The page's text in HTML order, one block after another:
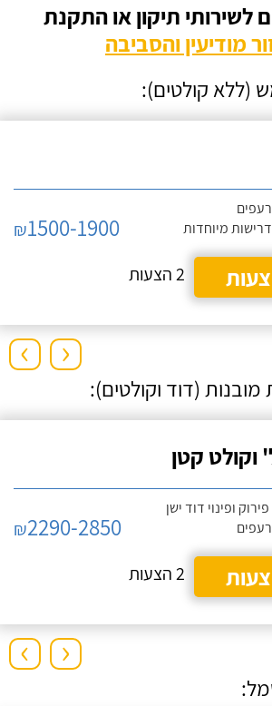
לשירותי תיקון או התקנת
מודיעין והסביבה
(ללא קולטים):
מיוחדות
₪1500-1900
2 הצעות
› ‹
(דוד וקולטים):
ופינוי דוד ישן
₪2290-2850
2 הצעות
› ‹